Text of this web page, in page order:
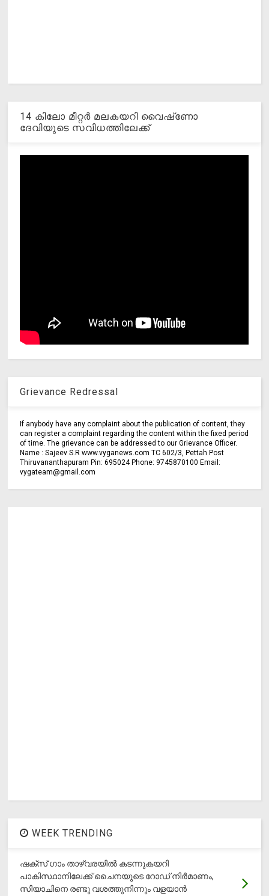
14 കിലോ മീറ്റര്‍ മലകയറി വൈഷ്‌ണോ
ദേവിയുടെ സവിധത്തിലേക്ക്
Grievance Redressal
If anybody have any complaint about the publication of content, they
can register a complaint regarding the content within the fixed period
of time. The grievance can be addressed to our Grievance Officer.
Name : Sajeev S.R www.vyganews.com TC 602/3, Pettah Post
Thiruvananthapuram Pin: 695024 Phone: 9745870100 Email:
vygateam@gmail.com
WEEK TRENDING
ഷക്സ് ​ഗാം താഴ്‌വരയിൽ കടന്നുകയറി
പാകിസ്ഥാനിലേക്ക് ചൈനയുടെ റോഡ് നിർമാണം,
സിയാചിനെ രണ്ടു വശത്തുനിന്നും വളയാൻ